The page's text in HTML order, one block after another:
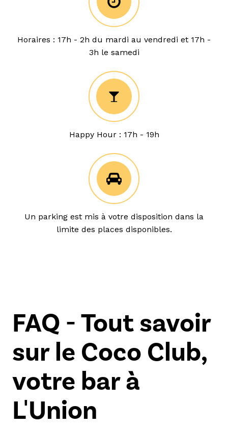
Horaires : 17h - 2h du mardi au vendredi et 17h -
3h le samedi
Happy Hour : 17h - 19h
Un parking est mis à votre disposition dans la
limite des places disponibles.
FAQ - Tout savoir
sur le Coco Club,
votre bar à
L'Union